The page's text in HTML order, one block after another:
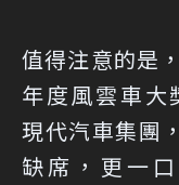
值得注意的是
年度風雲車大
現代汽車集團
缺席，更一